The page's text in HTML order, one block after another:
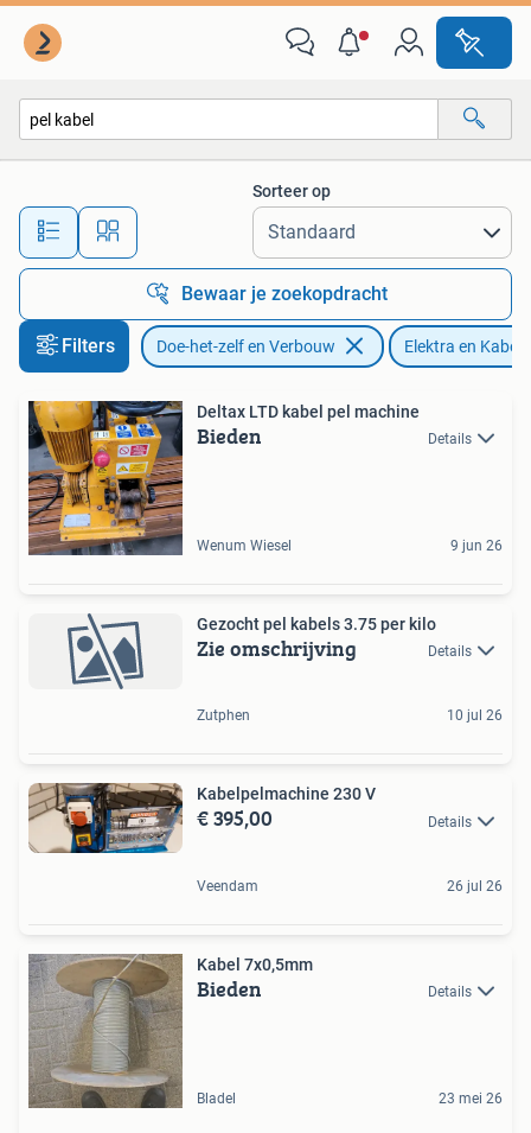
Alle afstanden…
Sorteer op
Bewaar je zoekopdracht
Filters Doe-het-zelf en Verbouw Elektra en Kabels
Deltax LTD kabel pel machine
Bieden Details
Wenum Wiesel 9 jun 26
Gezocht pel kabels 3.75 per kilo
Zie omschrijving Details
Zutphen 10 jul 26
Kabelpelmachine 230 V
€ 395,00 Details
Veendam 26 jul 26
Kabel 7x0,5mm
Bieden Details
Bladel 23 mei 26